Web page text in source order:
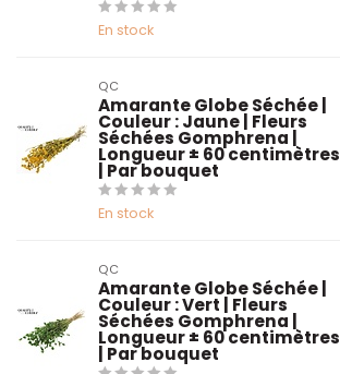
En stock
QC
Amarante Globe Séchée |
Couleur : Jaune | Fleurs
Séchées Gomphrena |
Longueur ± 60 centimètres
| Par bouquet
En stock
QC
Amarante Globe Séchée |
Couleur : Vert | Fleurs
Séchées Gomphrena |
Longueur ± 60 centimètres
| Par bouquet